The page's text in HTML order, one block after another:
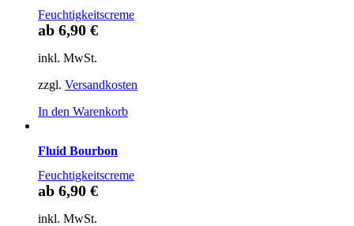
Feuchtigkeitscreme
ab 6,90 €
inkl. MwSt.
zzgl. Versandkosten
In den Warenkorb
Fluid Bourbon
Feuchtigkeitscreme
ab 6,90 €
inkl. MwSt.